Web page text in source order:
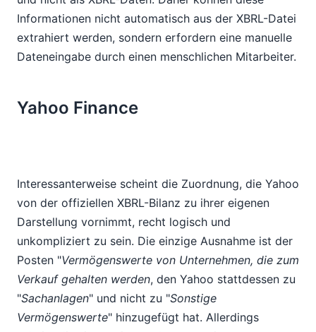
Informationen nicht automatisch aus der XBRL-Datei
extrahiert werden, sondern erfordern eine manuelle
Dateneingabe durch einen menschlichen Mitarbeiter.
Yahoo Finance
Interessanterweise scheint die Zuordnung, die Yahoo
von der offiziellen XBRL-Bilanz zu ihrer eigenen
Darstellung vornimmt, recht logisch und
unkompliziert zu sein. Die einzige Ausnahme ist der
Posten "Vermögenswerte von Unternehmen, die zum
Verkauf gehalten werden, den Yahoo stattdessen zu
"Sachanlagen" und nicht zu "Sonstige
Vermögenswerte" hinzugefügt hat. Allerdings